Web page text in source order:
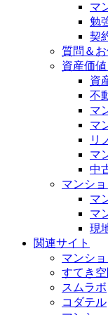
マ
勉
契
質問＆
資産価
資
不
マ
マ
リ
マ
中
マンシ
マ
マ
現
関連サイト
マンシ
すてき空
スムラボ
コダテル